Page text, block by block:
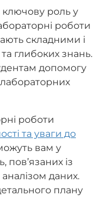
ключову роль у
роботи
складними і
глибоких знань.
допомогу
роботи
та уваги до
вам у
пов’язаних із
даних.
плану